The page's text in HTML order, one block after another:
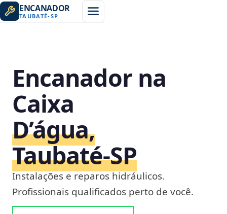
ENCANADOR
TAUBATÉ-SP
Encanador na
Caixa
D’água,
Taubaté‑SP
Instalações e reparos hidráulicos.
Profissionais qualificados perto de você.